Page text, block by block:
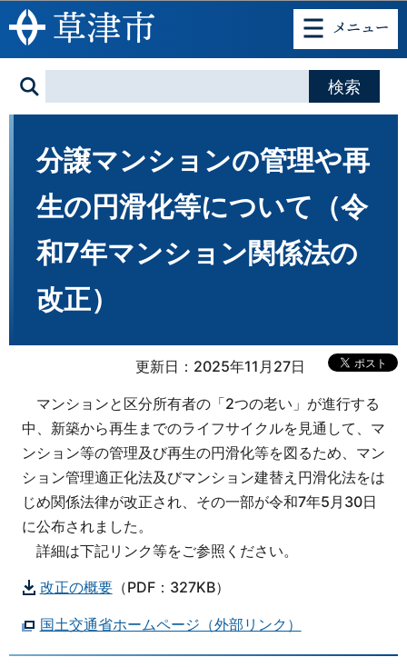
このページの本文へ移動
分譲マンションの管理や再
生の円滑化等について（令
和7年マンション関係法の
改正）
更新日：2025年11月27日
マンションと区分所有者の「2つの老い」が進行する
中、新築から再生までのライフサイクルを見通して、マ
ンション等の管理及び再生の円滑化等を図るため、マン
ション管理適正化法及びマンション建替え円滑化法をは
じめ関係法律が改正され、その一部が令和7年5月30日
に公布されました。
詳細は下記リンク等をご参照ください。
改正の概要（PDF：327KB）
国土交通省ホームページ（外部リンク）